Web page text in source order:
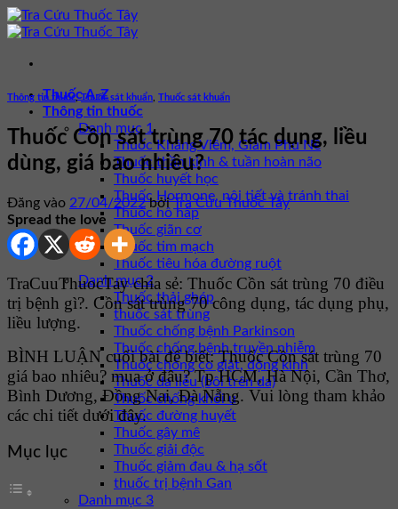
Bỏ
qua
dung
Thuốc A-Z
Thông tin thuốc
Danh mục 1
Thuốc Kháng Viêm, Giảm Phù Nề
Thuốc thần kinh & tuần hoàn não
Thuốc huyết học
Thuốc Hormone, nội tiết và tránh thai
Thuốc hô hấp
Thuốc giãn cơ
Thuốc tim mạch
Thuốc tiêu hóa đường ruột
Danh mục 2
Thuốc thải ghép
thuốc sát trùng
Thuốc chống bệnh Parkinson
Thuốc chống bệnh truyền nhiễm
Thuốc chống co giật, động kinh
Thuốc da liễu (bôi trên da)
Thuốc chống khối u
Thuốc đường huyết
Thuốc gây mê
Thuốc giải độc
Thuốc giảm đau & hạ sốt
thuốc trị bệnh Gan
Danh mục 3
Thông tin thuốc,Thuốc sát khuẩn Thuốc sát khuẩn
Thuốc Cồn sát trùng 70 tác dụng, liều
dùng, giá bao nhiêu?
Đăng vào 27/04/2022 bởiTra Cứu Thuốc Tây
Spread the love
TraCuuThuocTay chia sẻ: Thuốc Cồn sát trùng 70 điều
trị bệnh gì?. Cồn sát trùng 70 công dụng, tác dụng phụ,
liều lượng.
BÌNH LUẬN cuối bài để biết: Thuốc Cồn sát trùng 70
giá bao nhiêu? mua ở đâu? Tp HCM, Hà Nội, Cần Thơ,
Bình Dương, Đồng Nai, Đà Nẵng. Vui lòng tham khảo
các chi tiết dưới đây.
Mục lục